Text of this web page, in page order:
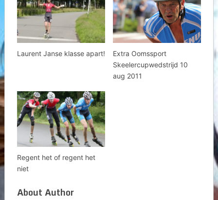
Laurent Janse klasse apart!
Extra Oomssport
Skeelercupwedstrijd 10
aug 2011
Regent het of regent het
niet
About Author